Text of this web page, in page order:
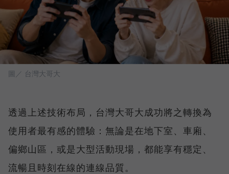
圖／ 台灣大哥大
透過上述技術布局，台灣大哥大成功將之轉換為
使用者最有感的體驗：無論是在地下室、車廂、
偏鄉山區，或是大型活動現場，都能享有穩定、
流暢且時刻在線的連線品質。